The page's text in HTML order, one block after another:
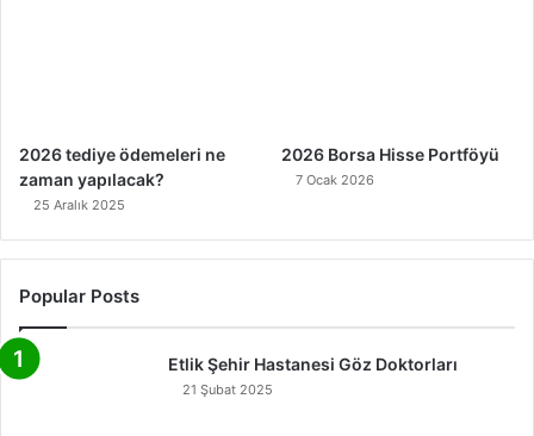
2026 tediye ödemeleri ne
zaman yapılacak?
25 Aralık 2025
2026 Borsa Hisse Portföyü
7 Ocak 2026
Popular Posts
Etlik Şehir Hastanesi Göz Doktorları
21 Şubat 2025